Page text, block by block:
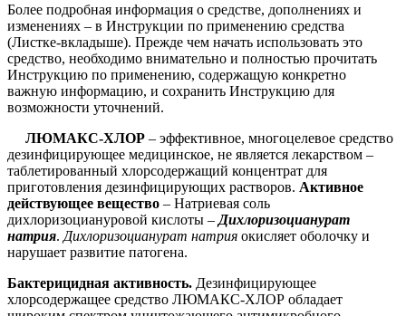
Более подробная информация о средстве, дополнениях и
изменениях – в Инструкции по применению средства
(Листке-вкладыше). Прежде чем начать использовать это
средство, необходимо внимательно и полностью прочитать
Инструкцию по применению, содержащую конкретно
важную информацию, и сохранить Инструкцию для
возможности уточнений.
ЛЮМАКС-ХЛОР – эффективное, многоцелевое средство
дезинфицирующее медицинское, не является лекарством –
таблетированный хлорсодержащий концентрат для
приготовления дезинфицирующих растворов. Активное
действующее вещество – Натриевая соль
дихлоризоциануровой кислоты – Дихлоризоцианурат
натрия. Дихлоризоцианурат натрия окисляет оболочку и
нарушает развитие патогена.
Бактерицидная активность. Дезинфицирующее
хлорсодержащее средство ЛЮМАКС-ХЛОР обладает